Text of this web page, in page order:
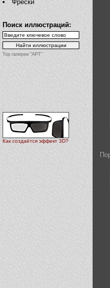
Фрески
Поиск иллюстраций:
Top галереи "АРТ"
Как создаётся эффект 3D?